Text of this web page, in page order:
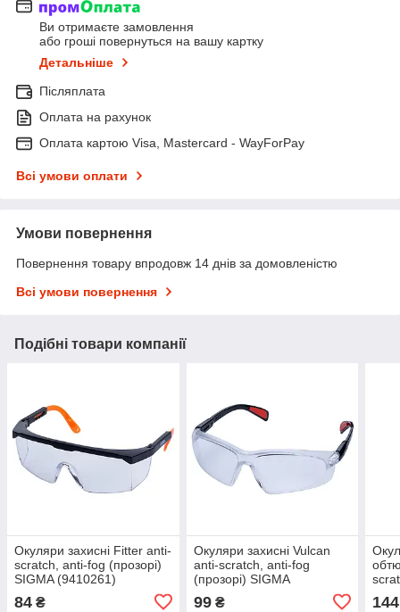
Ви отримаєте замовлення
або гроші повернуться на вашу картку
Детальніше
Післяплата
Оплата на рахунок
Оплата картою Visa, Mastercard - WayForPay
Всі умови оплати
Умови повернення
Повернення товару впродовж 14 днів за домовленістю
Всі умови повернення
Подібні товари компанії
Окуляри захисні Fitter anti-
scratch, anti-fog (прозорі)
SIGMA (9410261)
84 ₴
Окуляри захисні Vulcan
anti-scratch, anti-fog
(прозорі) SIGMA
99₴ 144